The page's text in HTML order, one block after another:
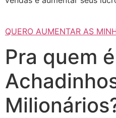
QUERO AUMENTAR AS
Pra quem